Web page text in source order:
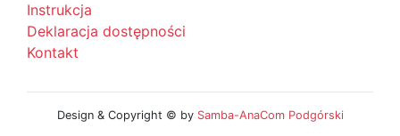
Instrukcja
Deklaracja dostępności
Kontakt
Design & Copyright © by Samba-AnaCom Podgórski